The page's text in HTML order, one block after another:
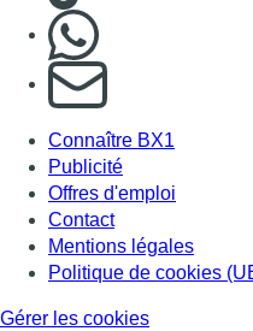
S'abonner à
Connaître BX1
Publicité
Offres d'emploi
Contact
Mentions légales
Politique de cookies
Gérer les cookies